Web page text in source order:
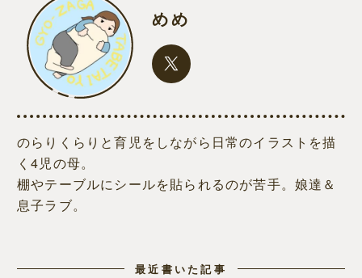
めめ
のらりくらりと育児をしながら日常のイラストを描
く4児の母。
棚やテーブルにシールを貼られるのが苦手。娘達＆
息子ラブ。
最近書いた記事